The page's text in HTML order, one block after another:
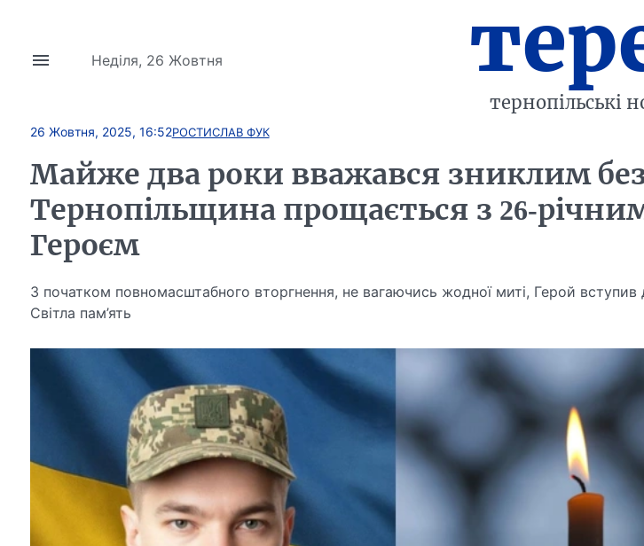
Неділя, 26 Жовтня
тернопільські
26 Жовтня, 2025, 16:52РОСТИСЛАВ ФУК
Майже два роки вважався зниклим
Тернопільщина прощається з 26-
Героєм
З початком повномасштабного вторгнення, не вагаючись жодної миті, Герой
Світла пам’ять